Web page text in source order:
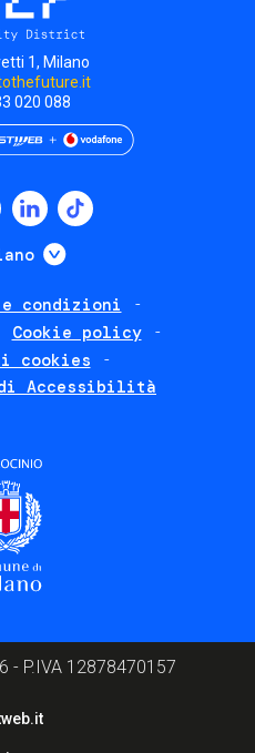
1, Milano
020 088
Mostra ulteriori
condizioni
Cookie policy
cookies
Accessibilità
- P.IVA 12878470157